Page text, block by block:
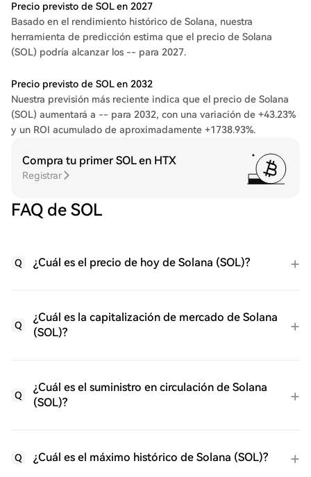
Precio previsto de SOL en 2027
Basado en el rendimiento histórico de Solana, nuestra
herramienta de predicción estima que el precio de Solana
(SOL) podría alcanzar los -- para 2027.
Precio previsto de SOL en 2032
Nuestra previsión más reciente indica que el precio de Solana
(SOL) aumentará a -- para 2032, con una variación de +43.23%
y un ROI acumulado de aproximadamente +1738.93%.
Compra tu primer SOL en HTX
Registrar
FAQ de SOL
Q ¿Cuál es el precio de hoy de Solana (SOL)?
Q
¿Cuál es la capitalización de mercado de Solana
(SOL)?
Q
¿Cuál es el suministro en circulación de Solana
(SOL)?
Q ¿Cuál es el máximo histórico de Solana (SOL)?